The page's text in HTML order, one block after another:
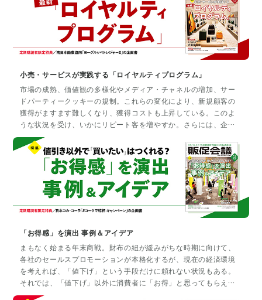
要となる。本特集では、購買行動の起点となる「瞬間」に着目
し、これからの販促プロモーションについて深掘りしていく。
小売・サービスが実践する「ロイヤルティプログラム」
市場の成熟、価値観の多様化やメディア・チャネルの増加、サー
ドパーティークッキーの規制。これらの変化により、新規顧客の
獲得がますます難しくなり、獲得コストも上昇している。このよ
うな状況を受け、いかにリピート客を増やすか。さらには、企業
はアンバサダーともなりうる真のロイヤルカスタマーをいかに増
やせるかが求められている。では、金銭的なメリットだけでな
く、ファンが能動的にプログラムに参加し、信頼や愛着を高める
ために、企業はどのような行動を取るべきか。本特集では識者や
企業への取材を通し、ロイヤルティプログラムの現状と事例を紹
介する。
「お得感」を演出 事例＆アイデア
まもなく始まる年末商戦。財布の紐が緩みがちな時期に向けて、
各社のセールスプロモーションが本格化するが、現在の経済環境
を考えれば、「値下げ」という手段だけに頼れない状況もある。
それでは、「値下げ」以外に消費者に「お得」と思ってもらえる
提案はありうるのか。お得とは、顧客がコストパフォーマンスが